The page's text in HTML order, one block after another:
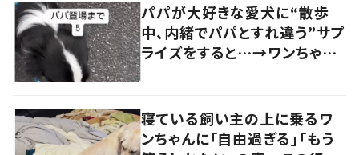
パパが大好きな愛犬に“散歩
中、内緒でパパとすれ違う”サプ
ライズをすると…→ワンちゃん
寝ている飼い主の上に乗るワ
ンちゃんに「自由過ぎる」「もう